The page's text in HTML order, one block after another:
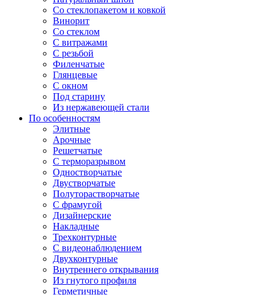
Со стеклопакетом и ковкой
Винорит
Со стеклом
С витражами
С резьбой
Филенчатые
Глянцевые
С окном
Под старину
Из нержавеющей стали
По особенностям
Элитные
Арочные
Решетчатые
С терморазрывом
Одностворчатые
Двустворчатые
Полуторастворчатые
С фрамугой
Дизайнерские
Накладные
Трехконтурные
С видеонаблюдением
Двухконтурные
Внутреннего открывания
Из гнутого профиля
Герметичные